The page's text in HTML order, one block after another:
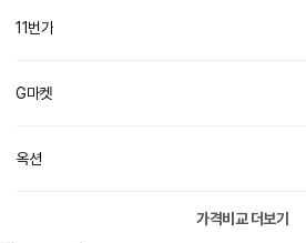
11번가
G마켓
옥션
가격비교 더보기